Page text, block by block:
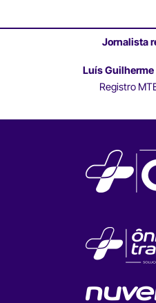
Jornalista
Luís Guilherme
Registro